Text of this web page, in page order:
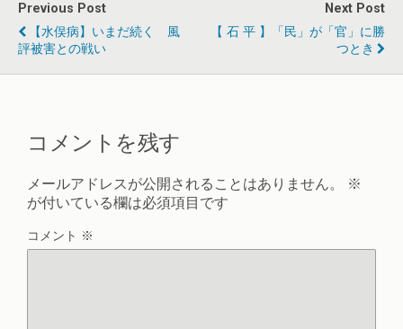
Previous Post
【水俣病】いまだ続く 風
評被害との戦い
Next Post
【 石 平 】「民」が「官」に勝
つとき
コメントを残す
メールアドレスが公開されることはありません。
※
が付いている欄は必須項目です
コメント ※